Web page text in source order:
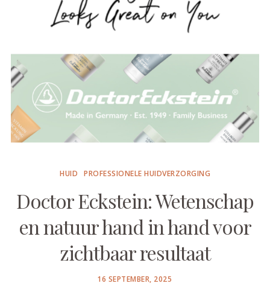
HUID PROFESSIONELE HUIDVERZORGING
Doctor Eckstein: Wetenschap
en natuur hand in hand voor
zichtbaar resultaat
POSTED
16 SEPTEMBER, 2025